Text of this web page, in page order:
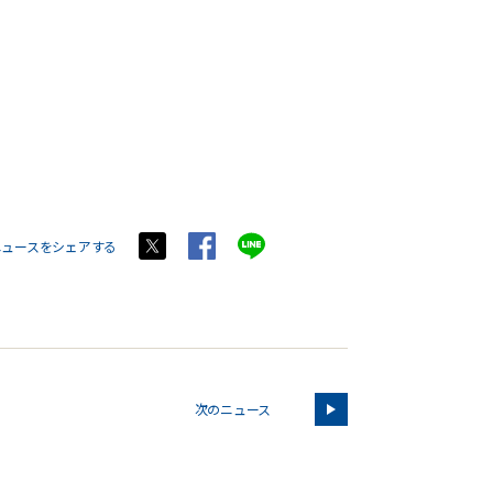
ースをシェアする
次のニュース